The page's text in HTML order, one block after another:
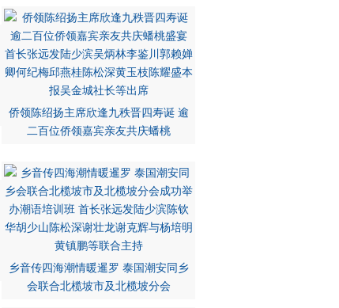
侨领陈绍扬主席欣逢九秩晋四寿诞 逾
二百位侨领嘉宾亲友共庆蟠桃
乡音传四海潮情暖暹罗 泰国潮安同乡
会联合北榄坡市及北榄坡分会